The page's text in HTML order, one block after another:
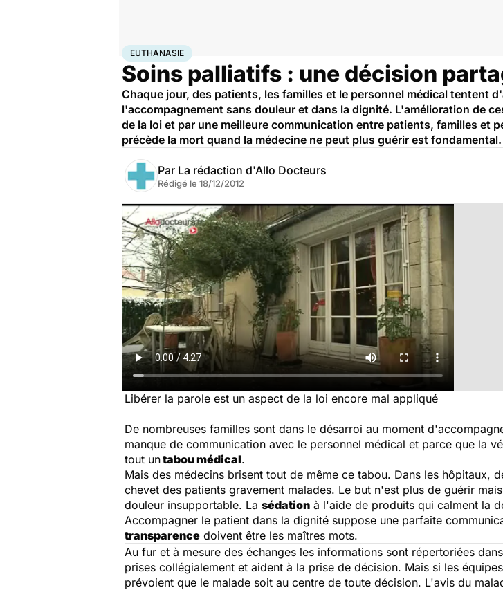
AccueilSantéEuthanasie
EUTHANASIE
Soins palliatifs : une décision
Chaque jour, des patients, les familles et le personnel médical tentent
l'accompagnement sans douleur et dans la dignité. L'amélioration de
de la loi et par une meilleure communication entre patients, familles et
précède la mort quand la médecine ne peut plus guérir est fondamental.
Par La rédaction d'Allo Docteurs
Rédigé le 18/12/2012
Libérer la parole est un aspect de la loi encore mal appliqué
De nombreuses familles sont dans le désarroi au moment
manque de communication avec le personnel médical et parce que la
tout untabou médical.
Mais des médecins brisent tout de même ce tabou. Dans les hôpitaux,
chevet des patients gravement malades. Le but n'est plus de guérir
douleur insupportable. La sédation à l'aide de produits qui calment la
Accompagner le patient dans la dignité suppose une parfaite
transparence doivent être les maîtres mots.
Au fur et à mesure des échanges les informations sont répertoriées
prises collégialement et aident à la prise de décision. Mais si les
prévoient que le malade soit au centre de toute décision. L'avis du